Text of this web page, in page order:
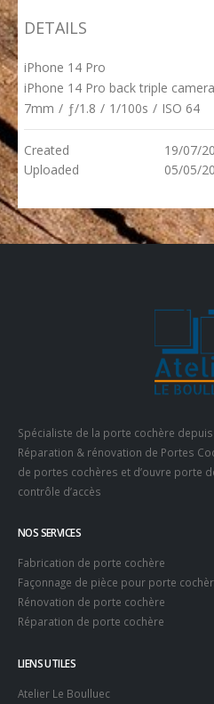
DETAILS
iPhone 14 Pro
iPhone 14 Pro back triple
7mm / ƒ/1.8 / 1/100s / ISO 64
Created
19/07/
Uploaded
05/05/
Spécialiste de la porte cochère depuis
Réparation & rénovation de Portes
de portes cochères et d’ouvre porte
contrôle d’accès
NOS SERVICES
Fabrication de porte cochère
Façonnage de pièce pour porte
Rénovation de porte cochère
Réparation de porte cochère
LIENS UTILES
Atelier Le Boulluec